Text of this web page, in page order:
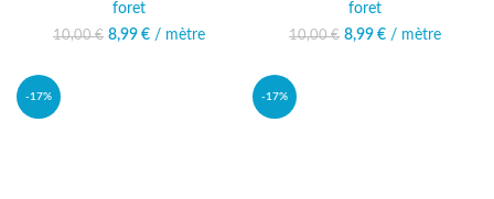
foret
10,00€ Le prix initial était :
8,99 € Le prix actuel
/ mètre
foret
10,00€ Le prix initial était :
8,99 € Le prix actuel
/ mètre
-17% -17%